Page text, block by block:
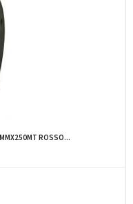
ROSSO...